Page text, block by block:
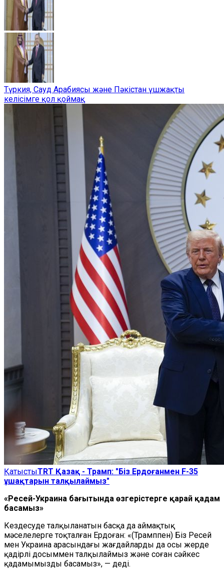
Түркия, Сауд Арабиясы және Пәкістан үшжақты
келісімге қол қоймақ
ҚатыстыTRT Қазақ - Трамп: "Біз Ердоғанмен F-35
ұшақтарын талқылаймыз"
«Ресей-Украина бағытында өзгерістерге қарай қадам
басамыз»
Кездесуде талқыланатын басқа да аймақтық
мәселелерге тоқталған Ердоған: «(Трамппен) Біз Ресей
мен Украина арасындағы жағдайларды да осы жерде
қадірлі досыммен талқылаймыз және соған сәйкес
қадамымызды басамыз», — деді.